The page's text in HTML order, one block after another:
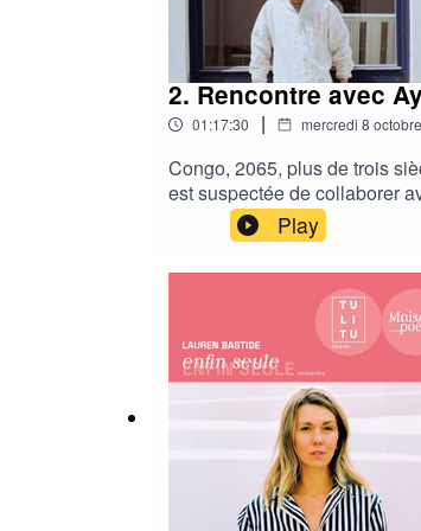
2. Rencontre avec
01:17:30 | mercredi 8
Congo, 2065, plus de trois
est suspectée de collaborer
avale l’Eau noire qui
Kré Duchâtelet explore les
aveugles renégocie les
Bruxelles. Il mène un travail
assemblages fictionnels
entre émancipation politique
Play